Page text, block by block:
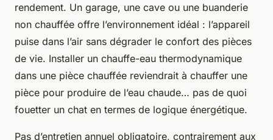
rendement. Un garage, une cave ou une buanderie
non chauffée offre l’environnement idéal : l’appareil
puise dans l’air sans dégrader le confort des pièces
de vie. Installer un chauffe-eau thermodynamique
dans une pièce chauffée reviendrait à chauffer une
pièce pour produire de l’eau chaude… pas de quoi
fouetter un chat en termes de logique énergétique.
Pas d’entretien annuel obligatoire, contrairement aux